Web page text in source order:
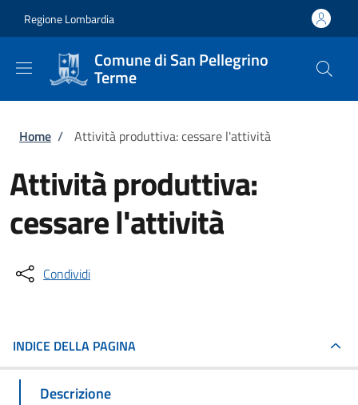
Regione Lombardia
Comune di San Pellegrino
Terme
Briciole di pane
Home / Attività produttiva: cessare l'attività
Attività produttiva:
cessare l'attività
Condividi
INDICE DELLA PAGINA
Descrizione